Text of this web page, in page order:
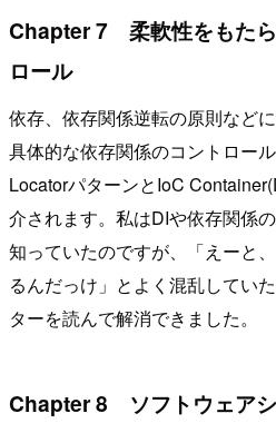
Chapter 7 柔軟性をもた
ロール
依存、依存関係逆転の原則など
具体的な依存関係のコントロー
LocatorパターンとIoC
介されます。私はDIや依存関係
知っていたのですが、「えーと
るんだっけ」とよく混乱してい
ターを読んで解消できました。
Chapter 8 ソフトウェア